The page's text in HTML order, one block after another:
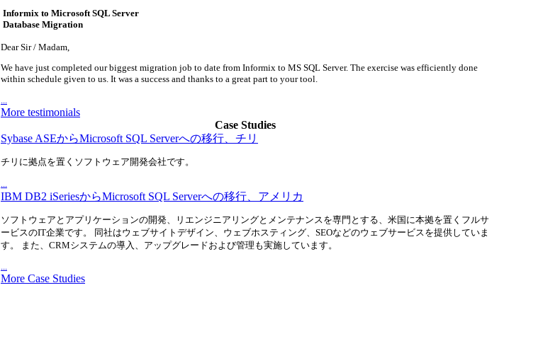
Informix to Microsoft SQL Server
Database Migration
Dear Sir / Madam,
We have just completed our biggest migration job to date from Informix to MS SQL Server. The exercise was efficiently done
within schedule given to us. It was a success and thanks to a great part to your tool.
More testimonials
Case Studies
Sybase ASEからMicrosoft SQL Serverへの移行、チリ
チリに拠点を置くソフトウェア開発会社です。
IBM DB2 iSeriesからMicrosoft SQL Serverへの移行、アメリカ
ソフトウェアとアプリケーションの開発、リエンジニアリングとメンテナンスを専門とする、米国に本拠を置くフルサ
ービスのIT企業です。 同社はウェブサイトデザイン、ウェブホスティング、SEOなどのウェブサービスを提供していま
す。 また、CRMシステムの導入、アップグレードおよび管理も実施しています。
...
More Case Studies